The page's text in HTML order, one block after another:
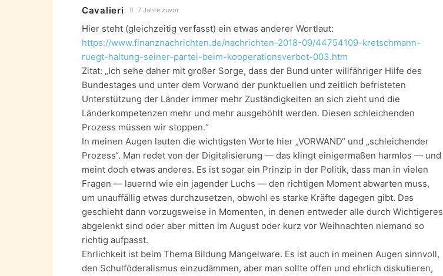
Cavalieri 7 Jahre zuvor
Hier steht (gleichzeitig verfasst) ein etwas anderer Wortlaut:
https://www.finanznachrichten.de/nachrichten-2018-09/44754109-kretschmann-
ruegt-haltung-seiner-partei-beim-kooperationsverbot-003.htm
Zitat: „Ich sehe daher mit großer Sorge, dass der Bund unter willfähriger Hilfe des
Bundestages und unter dem Vorwand der punktuellen und zeitlich befristeten
Unterstützung der Länder immer mehr Zuständigkeiten an sich zieht und die
Länderkompetenzen mehr und mehr ausgehöhlt werden. Diesen schleichenden
Prozess müssen wir stoppen.“
In meinen Augen lauten die wichtigsten Worte hier „VORWAND“ und „schleichender
Prozess“. Man redet von der Digitalisierung — das klingt einigermaßen harmlos — und
meint doch etwas anderes. Es ist sogar ein Prinzip in der Politik, dass man in vielen
Fragen — lauernd wie ein jagender Luchs — den richtigen Moment abwarten muss,
um unauffällig etwas durchzusetzen, obwohl es starke Kräfte dagegen gibt. Das
geschieht dann vorzugsweise in Momenten, in denen entweder alle durch Wichtigeres
abgelenkt sind oder aber mitten im August oder kurz vor Weihnachten niemand so
richtig aufpasst.
Ehrlichkeit ist beim Thema Bildung Mangelware. Es ist auch in meinen Augen sinnvoll,
den Schulföderalismus einzudämmen, aber man sollte offen und ehrlich diskutieren,